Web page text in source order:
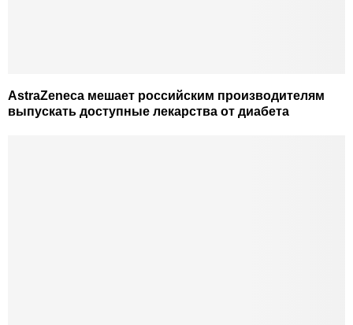
AstraZeneca мешает российским производителям
выпускать доступные лекарства от диабета